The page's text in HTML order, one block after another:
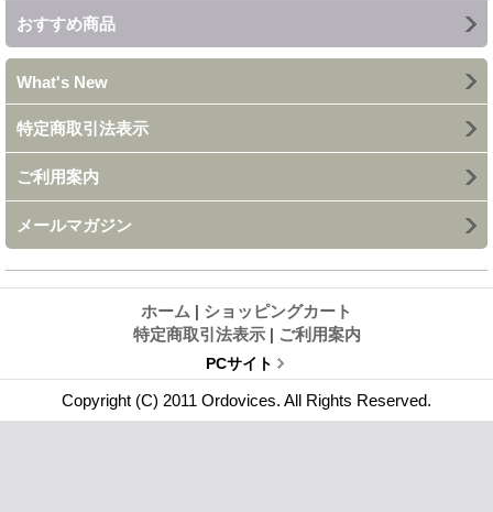
おすすめ商品
What's New
特定商取引法表示
ご利用案内
メールマガジン
ホーム | ショッピングカート
特定商取引法表示 | ご利用案内
PCサイト
Copyright (C) 2011 Ordovices. All Rights Reserved.